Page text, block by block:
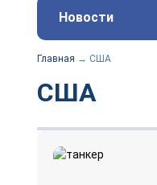
Реклама. ООО
erid:Новости
Главная → США
США